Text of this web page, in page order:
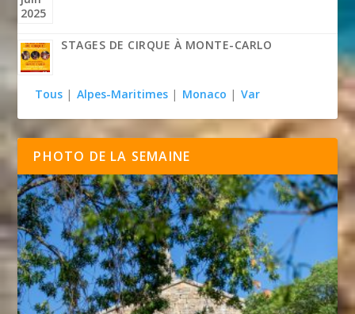
STAGES DE CIRQUE À MONTE-CARLO
Tous | Alpes-Maritimes | Monaco | Var
PHOTO DE LA SEMAINE